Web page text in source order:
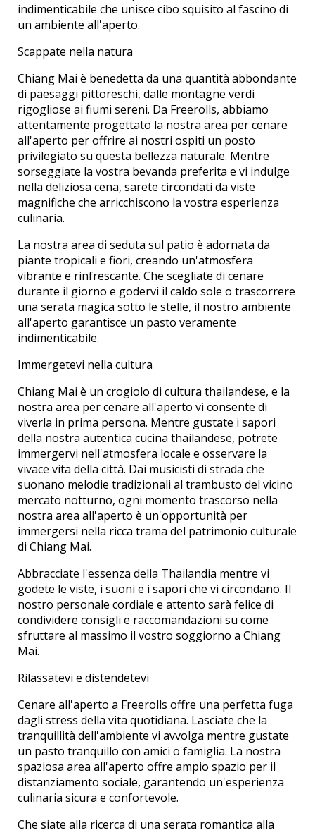
indimenticabile che unisce cibo squisito al fascino di
un ambiente all'aperto.
Scappate nella natura
Chiang Mai è benedetta da una quantità abbondante
di paesaggi pittoreschi, dalle montagne verdi
rigogliose ai fiumi sereni. Da Freerolls, abbiamo
attentamente progettato la nostra area per cenare
all'aperto per offrire ai nostri ospiti un posto
privilegiato su questa bellezza naturale. Mentre
sorseggiate la vostra bevanda preferita e vi indulge
nella deliziosa cena, sarete circondati da viste
magnifiche che arricchiscono la vostra esperienza
culinaria.
La nostra area di seduta sul patio è adornata da
piante tropicali e fiori, creando un'atmosfera
vibrante e rinfrescante. Che scegliate di cenare
durante il giorno e godervi il caldo sole o trascorrere
una serata magica sotto le stelle, il nostro ambiente
all'aperto garantisce un pasto veramente
indimenticabile.
Immergetevi nella cultura
Chiang Mai è un crogiolo di cultura thailandese, e la
nostra area per cenare all'aperto vi consente di
viverla in prima persona. Mentre gustate i sapori
della nostra autentica cucina thailandese, potrete
immergervi nell'atmosfera locale e osservare la
vivace vita della città. Dai musicisti di strada che
suonano melodie tradizionali al trambusto del vicino
mercato notturno, ogni momento trascorso nella
nostra area all'aperto è un'opportunità per
immergersi nella ricca trama del patrimonio culturale
di Chiang Mai.
Abbracciate l'essenza della Thailandia mentre vi
godete le viste, i suoni e i sapori che vi circondano. Il
nostro personale cordiale e attento sarà felice di
condividere consigli e raccomandazioni su come
sfruttare al massimo il vostro soggiorno a Chiang
Mai.
Rilassatevi e distendetevi
Cenare all'aperto a Freerolls offre una perfetta fuga
dagli stress della vita quotidiana. Lasciate che la
tranquillità dell'ambiente vi avvolga mentre gustate
un pasto tranquillo con amici o famiglia. La nostra
spaziosa area all'aperto offre ampio spazio per il
distanziamento sociale, garantendo un'esperienza
culinaria sicura e confortevole.
Che siate alla ricerca di una serata romantica alla